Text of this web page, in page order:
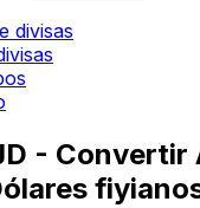
divisas
- Convertir